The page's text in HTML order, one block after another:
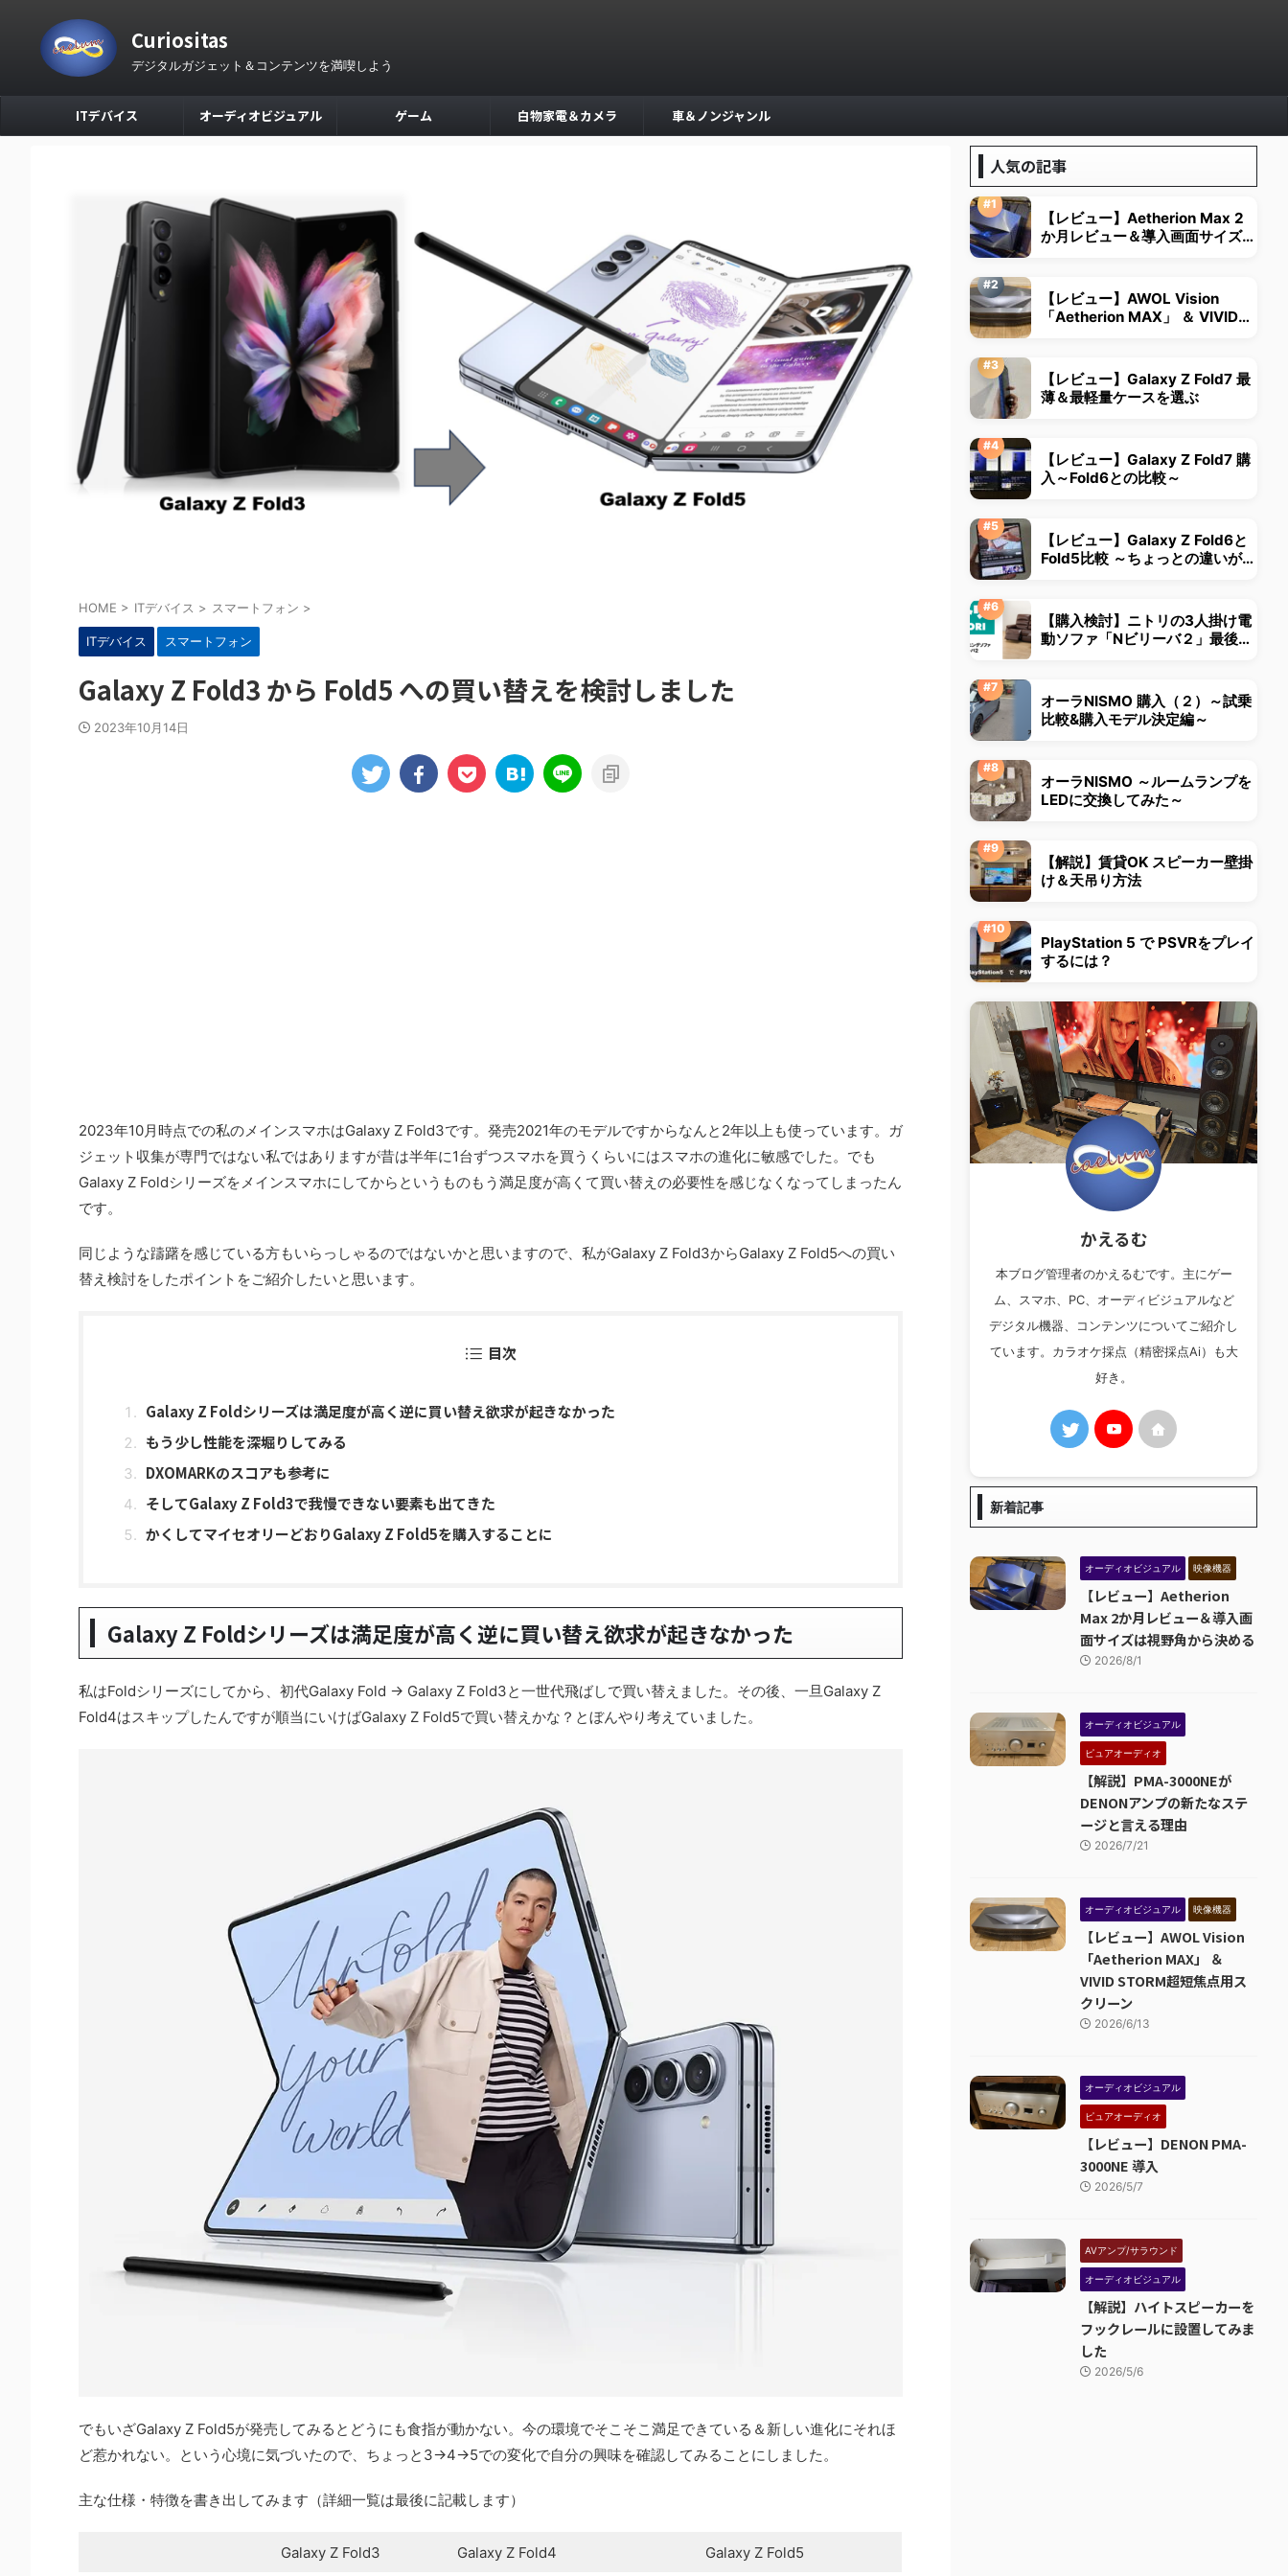
Curiositas
デジタルガジェット＆コンテンツを満喫しよう
ITデバイス オーディオビジュアル ゲーム 白物家電＆カメラ 車＆ノンジャンル
HOME > ITデバイス > スマートフォン >
ITデバイス スマートフォン
Galaxy Z Fold3 から Fold5 への買い替えを検討しました
2023年10月14日
2023年10月時点での私のメインスマホはGalaxy Z Fold3です。発売2021年のモデルですからなんと2年以上も使っています。ガ
ジェット収集が専門ではない私ではありますが昔は半年に1台ずつスマホを買うくらいにはスマホの進化に敏感でした。でも
Galaxy Z Foldシリーズをメインスマホにしてからというものもう満足度が高くて買い替えの必要性を感じなくなってしまったん
です。
同じような躊躇を感じている方もいらっしゃるのではないかと思いますので、私がGalaxy Z Fold3からGalaxy Z Fold5への買い
替え検討をしたポイントをご紹介したいと思います。
目次
Galaxy Z Foldシリーズは満足度が高く逆に買い替え欲求が起きなかった
もう少し性能を深堀りしてみる
DXOMARKのスコアも参考に
そしてGalaxy Z Fold3で我慢できない要素も出てきた
かくしてマイセオリーどおりGalaxy Z Fold5を購入することに
Galaxy Z Foldシリーズは満足度が高く逆に買い替え欲求が起きなかった
私はFoldシリーズにしてから、初代Galaxy Fold → Galaxy Z Fold3と一世代飛ばしで買い替えました。その後、一旦Galaxy Z
Fold4はスキップしたんですが順当にいけばGalaxy Z Fold5で買い替えかな？とぼんやり考えていました。
でもいざGalaxy Z Fold5が発売してみるとどうにも食指が動かない。今の環境でそこそこ満足できている＆新しい進化にそれほ
ど惹かれない。という心境に気づいたので、ちょっと3→4→5での変化で自分の興味を確認してみることにしました。
主な仕様・特徴を書き出してみます（詳細一覧は最後に記載します）
Galaxy Z Fold3 Galaxy Z Fold4 Galaxy Z Fold5
人気の記事
【レビュー】Aetherion Max 2
か月レビュー＆導入画面サイズは
【レビュー】AWOL Vision
「Aetherion MAX」 ＆ VIVID
【レビュー】Galaxy Z Fold7 最
薄＆最軽量ケースを選ぶ
【レビュー】Galaxy Z Fold7 購
入～Fold6との比較～
【レビュー】Galaxy Z Fold6と
Fold5比較 ～ちょっとの違いが大
【購入検討】ニトリの3人掛け電
動ソファ「Nビリーバ２」最後ま
オーラNISMO 購入（２）～試乗
比較&購入モデル決定編～
オーラNISMO ～ルームランプを
LEDに交換してみた～
【解説】賃貸OK スピーカー壁掛
け＆天吊り方法
PlayStation 5 で PSVRをプレイ
するには？
かえるむ
本ブログ管理者のかえるむです。主にゲー
ム、スマホ、PC、オーディビジュアルなど
デジタル機器、コンテンツについてご紹介し
ています。カラオケ採点（精密採点Ai）も大
好き。
新着記事
オーディオビジュアル 映像機器
【レビュー】Aetherion
Max 2か月レビュー＆導入画
面サイズは視野角から決める
2026/8/1
オーディオビジュアル
ピュアオーディオ
【解説】PMA-3000NEが
DENONアンプの新たなステ
ージと言える理由
2026/7/21
オーディオビジュアル 映像機器
【レビュー】AWOL Vision
「Aetherion MAX」 ＆
VIVID STORM超短焦点用ス
クリーン
2026/6/13
オーディオビジュアル
ピュアオーディオ
【レビュー】DENON PMA-
3000NE 導入
2026/5/7
AVアンプ/サラウンド
オーディオビジュアル
【解説】ハイトスピーカーを
フックレールに設置してみま
した
2026/5/6